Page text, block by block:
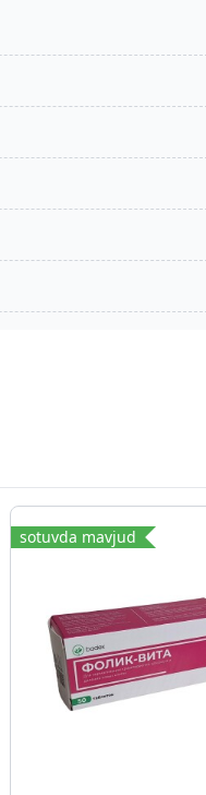
sotuvda mavjud